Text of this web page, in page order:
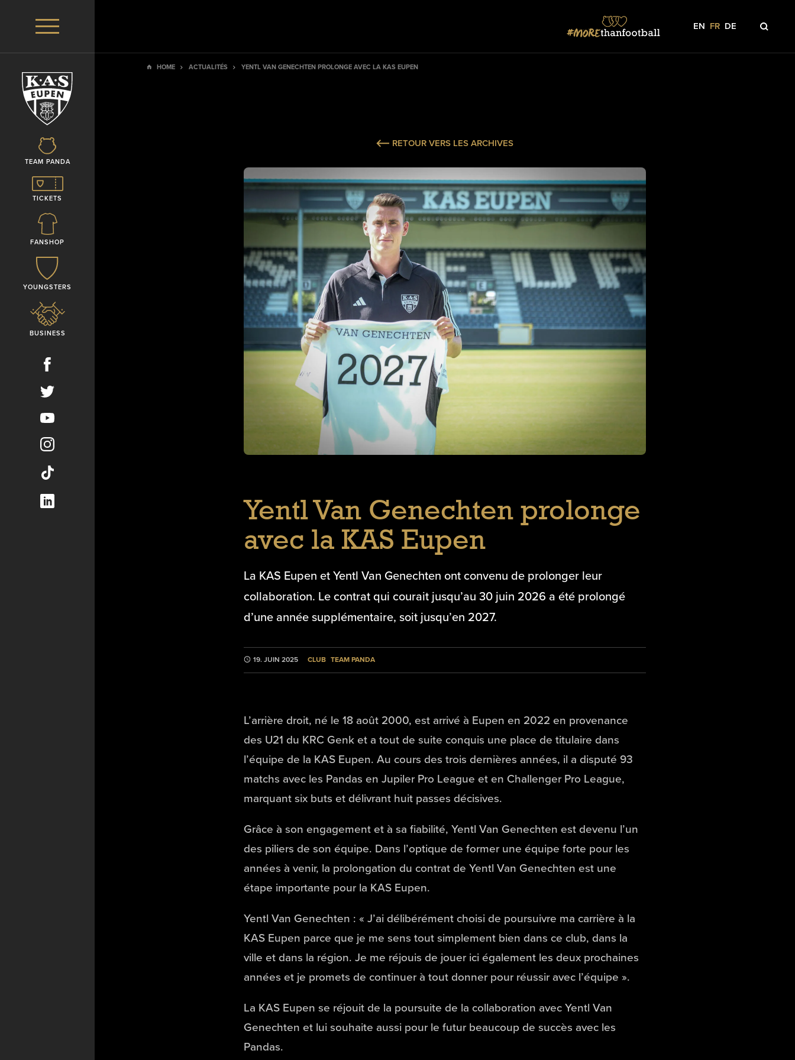
TEAM PANDA
TICKETS
FANSHOP
YOUNGSTERS
BUSINESS
EN FR DE
HOME ACTUALITÉS YENTL VAN GENECHTEN PROLONGE AVEC LA KAS EUPEN
RETOUR VERS LES ARCHIVES
Yentl Van Genechten prolonge
avec la KAS Eupen
La KAS Eupen et Yentl Van Genechten ont convenu de prolonger leur
collaboration. Le contrat qui courait jusqu’au 30 juin 2026 a été prolongé
d’une année supplémentaire, soit jusqu’en 2027.
19. JUIN 2025 CLUB TEAM PANDA
L’arrière droit, né le 18 août 2000, est arrivé à Eupen en 2022 en provenance
des U21 du KRC Genk et a tout de suite conquis une place de titulaire dans
l’équipe de la KAS Eupen. Au cours des trois dernières années, il a disputé 93
matchs avec les Pandas en Jupiler Pro League et en Challenger Pro League,
marquant six buts et délivrant huit passes décisives.
Grâce à son engagement et à sa fiabilité, Yentl Van Genechten est devenu l’un
des piliers de son équipe. Dans l’optique de former une équipe forte pour les
années à venir, la prolongation du contrat de Yentl Van Genechten est une
étape importante pour la KAS Eupen.
Yentl Van Genechten : « J’ai délibérément choisi de poursuivre ma carrière à la
KAS Eupen parce que je me sens tout simplement bien dans ce club, dans la
ville et dans la région. Je me réjouis de jouer ici également les deux prochaines
années et je promets de continuer à tout donner pour réussir avec l’équipe ».
La KAS Eupen se réjouit de la poursuite de la collaboration avec Yentl Van
Genechten et lui souhaite aussi pour le futur beaucoup de succès avec les
Pandas.